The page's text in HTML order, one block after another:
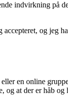
indvirkning på
accepteret, og jeg
en online
og at der er håb